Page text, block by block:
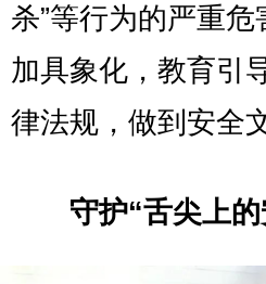
杀”等行为的严重
加具象化，教育引
律法规，做到安全
守护“舌尖上